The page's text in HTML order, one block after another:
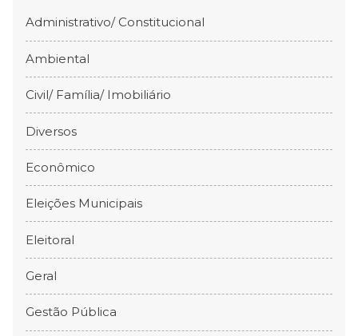
Administrativo/ Constitucional
Ambiental
Civil/ Família/ Imobiliário
Diversos
Econômico
Eleições Municipais
Eleitoral
Geral
Gestão Pública